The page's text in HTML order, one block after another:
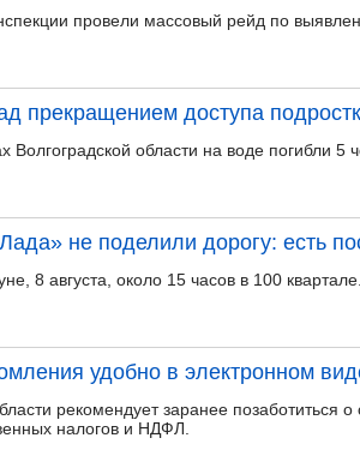
провели массовый рейд по
прекращением доступа
области на воде погибли 5
не поделили дорогу: есть
8 августа, около 15 часов в 100 квартале.
удобно в электронном
рекомендует заранее позаботиться
налогов и НДФЛ.